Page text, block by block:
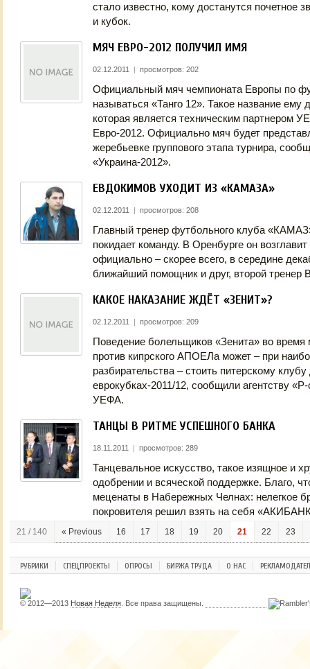
стало известно, кому достанутся почетное
и кубок.
МЯЧ ЕВРО-2012 ПОЛУЧИЛ ИМЯ
02.12.2011 | просмотров: 202
Официальный мяч чемпионата Европы по
называться «Танго 12». Такое название
которая является техническим партнером
Евро-2012. Официально мяч будет
жеребьевке группового этапа турнира,
«Украина-2012».
ЕВДОКИМОВ УХОДИТ ИЗ «КАМАЗА»
02.12.2011 | просмотров: 208
Главный тренер футбольного клуба
покидает команду. В Оренбурге он
официально – скорее всего, в середине
ближайший помощник и друг, второй тренер
КАКОЕ НАКАЗАНИЕ ЖДЁТ «ЗЕНИТ»?
02.12.2011 | просмотров: 209
Поведение болельщиков «Зенита» во время
против кипрского АПОЕЛа может – при
разбирательства – стоить питерскому
еврокубках-2011/12, сообщили агентству
УЕФА.
ТАНЦЫ В РИТМЕ УСПЕШНОГО БАНКА
18.11.2011 | просмотров: 289
Танцевальное искусство, такое изящное и
одобрении и всяческой поддержке. Благо,
меценаты в Набережных Челнах: нелегкое
покровителя решил взять на себя
21 / 140 « Previous 16 17 18 19 20 21 22 23
РУБРИКИ СПЕЦПРОЕКТЫ ОПРОСЫ БИРЖА ТРУДА О НАС
© 2012—2013 Новая Неделя . Все права защищены.